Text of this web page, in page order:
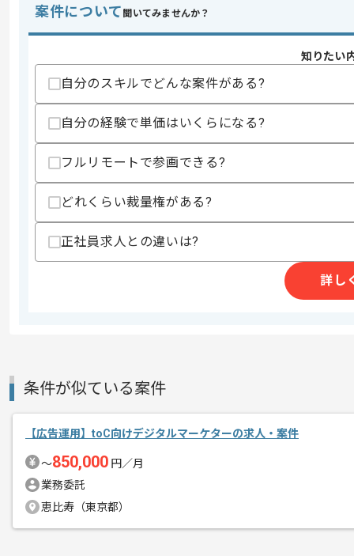
スキル
・QC経験
歓迎スキル
・何かしらの開発経験
スキルに不安がある方へ
精算・お支払い
精算条件
メント
レバテックでの実績がある企業の案件で
案件について 聞いてみませんか？
知りたい
自分のスキルでどんな案件がある?
自分の経験で単価はいくらになる?
フルリモートで参画できる?
どれくらい裁量権がある?
正社員求人との違いは?
詳し
条件が似ている案件
【広告運用】toC向けデジタルマーケターの求人・案件
〜850,000 円／月
業務委託
恵比寿（東京都）